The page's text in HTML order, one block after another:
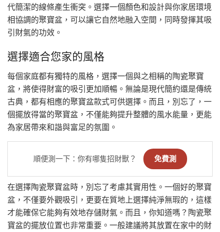
代簡潔的線條產生衝突。選擇一個顏色和設計與你家居環境
相協調的聚寶盆，可以讓它自然地融入空間，同時發揮其吸
引財氣的功效。
選擇適合您家的風格
每個家庭都有獨特的風格，選擇一個與之相稱的陶瓷聚寶
盆，將使得財富的吸引更加順暢。無論是現代簡約還是傳統
古典，都有相應的聚寶盆款式可供選擇。而且，別忘了，一
個擺放得當的聚寶盆，不僅能夠提升整體的風水能量，更能
為家居帶來和諧與富足的氛圍。
順便測一下：你有哪隻招財獸？ 免費測
在選擇陶瓷聚寶盆時，別忘了考慮其實用性。一個好的聚寶
盆，不僅要外觀吸引，更要在質地上選擇純淨無瑕的，這樣
才能確保它能夠有效地存儲財氣。而且，你知道嗎？陶瓷聚
寶盆的擺放位置也非常重要。一般建議將其放置在家中的財